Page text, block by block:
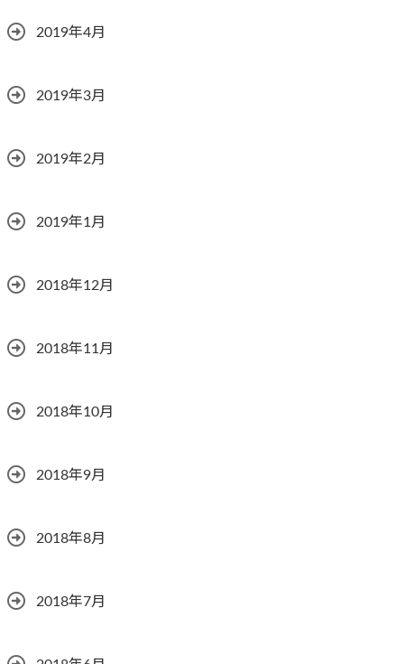
2019年4月
2019年3月
2019年2月
2019年1月
2018年12月
2018年11月
2018年10月
2018年9月
2018年8月
2018年7月